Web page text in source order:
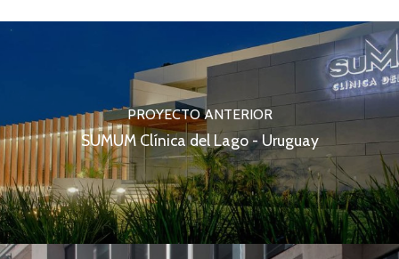
PROYECTO ANTERIOR
SUMUM Clínica del Lago - Uruguay